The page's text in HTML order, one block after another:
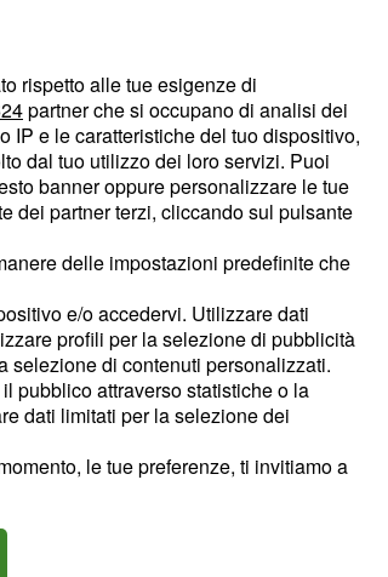
rispetto alle tue esigenze di
partner che si occupano di analisi dei
IP e le caratteristiche del tuo dispositivo,
dal tuo utilizzo dei loro servizi. Puoi
banner oppure personalizzare le tue
dei partner terzi, cliccando sul pulsante
delle impostazioni predefinite che
e/o accedervi. Utilizzare dati
profili per la selezione di pubblicità
selezione di contenuti personalizzati.
pubblico attraverso statistiche o la
dati limitati per la selezione dei
le tue preferenze, ti invitiamo a